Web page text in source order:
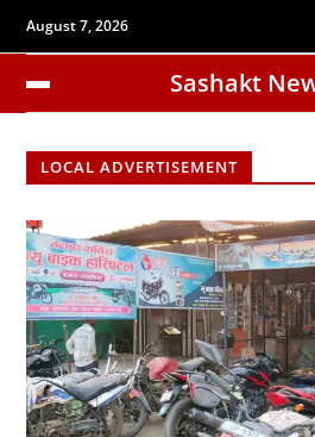
August 7, 2026
Sashakt
LOCAL ADVERTISEMENT